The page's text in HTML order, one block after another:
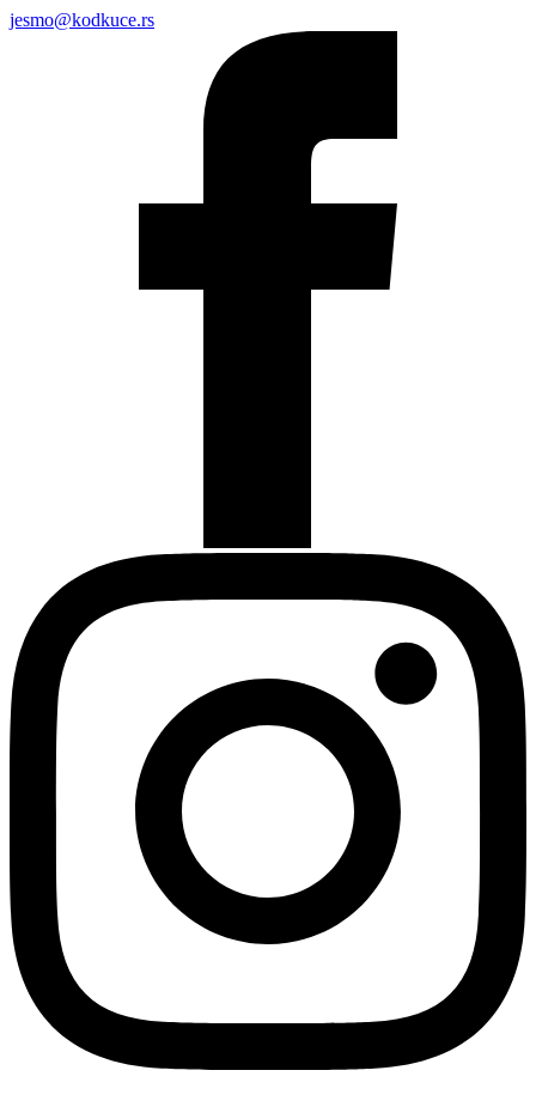
jesmo@kodkuce.rs